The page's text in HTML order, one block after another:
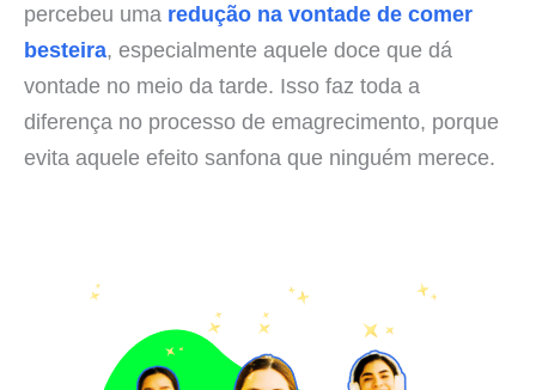
percebeu uma redução na vontade de comer
besteira, especialmente aquele doce que dá
vontade no meio da tarde. Isso faz toda a
diferença no processo de emagrecimento, porque
evita aquele efeito sanfona que ninguém merece.